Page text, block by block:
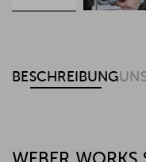
BESCHREIBUNG